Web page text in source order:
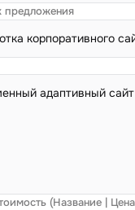
предложения
(Название |